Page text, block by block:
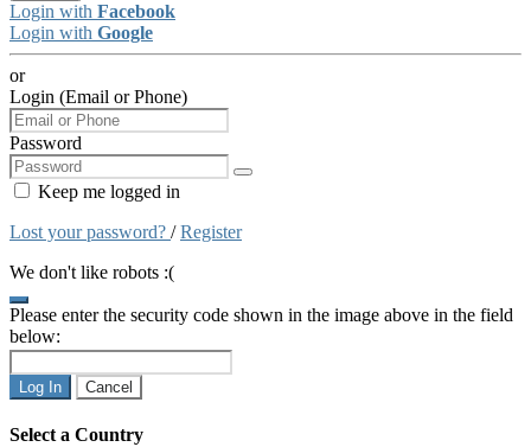
Login with Facebook
Login with Google
or
Login (Email or Phone)
Password
Keep me logged in
Lost your password? /Register
We don't like robots :(
Please enter the security code shown in the image above in the field
below:
Log In Cancel
Select a Country